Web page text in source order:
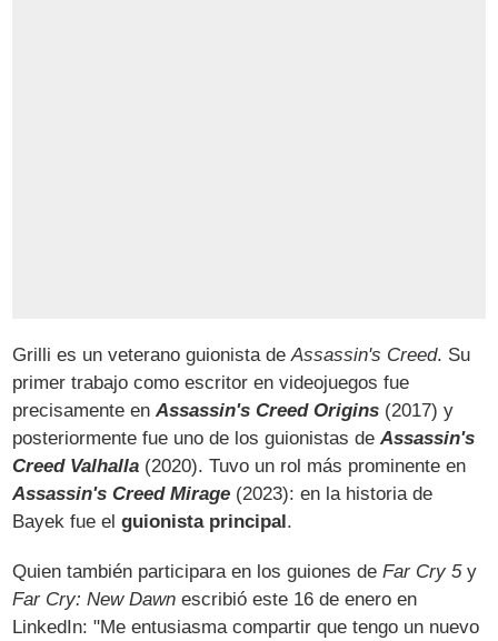
Grilli es un veterano guionista deAssassin's Creed. Su
primer trabajo como escritor en videojuegos fue
precisamente enAssassin's Creed Origins (2017) y
posteriormente fue uno de los guionistas deAssassin's
Creed Valhalla (2020). Tuvo un rol más prominente en
Assassin's Creed Mirage (2023): en la historia de
Bayek fue elguionista principal.
Quien también participara en los guiones deFar Cry 5y
Far Cry: New Dawn escribió este 16 de enero en
LinkedIn: "Me entusiasma compartir que tengo un nuevo